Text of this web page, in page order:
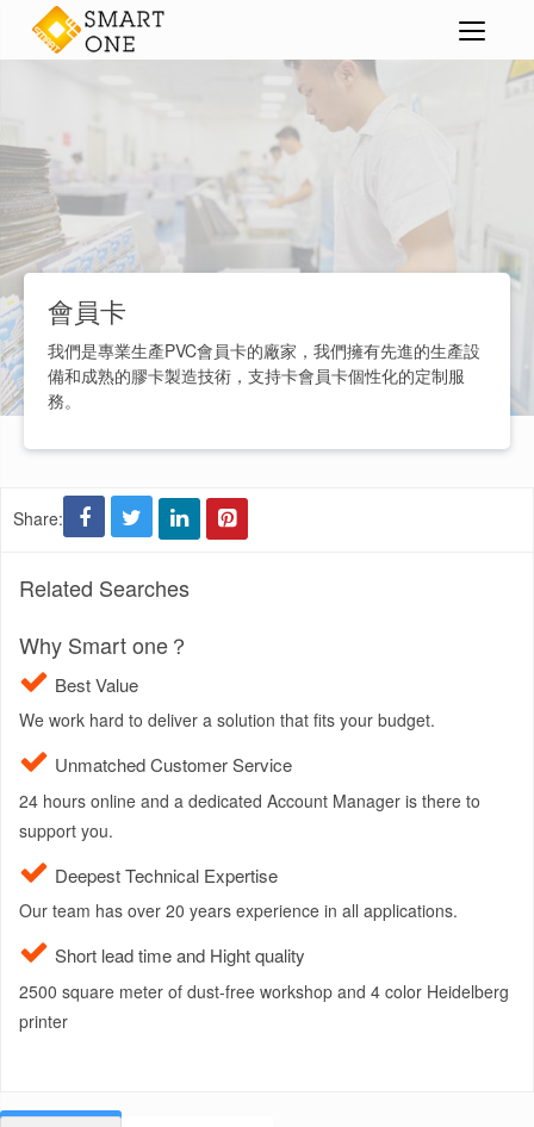
> PVC卡|膠卡
會員卡
我們是專業生產PVC會員卡的廠家，我們擁有先進的生產設
備和成熟的膠卡製造技術，支持卡會員卡個性化的定制服
務。
Share:
Related Searches
Why Smart one？
Best Value
We work hard to deliver a solution that fits your budget.
Unmatched Customer Service
24 hours online and a dedicated Account Manager is there to
support you.
Deepest Technical Expertise
Our team has over 20 years experience in all applications.
Short lead time and Hight quality
2500 square meter of dust-free workshop and 4 color Heidelberg
printer